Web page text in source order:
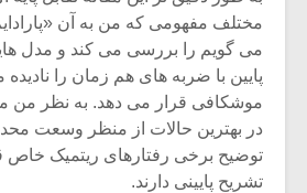
مختلف مفهومی که من به آن
می گویم را بررسی می کند و مدل
پایین با ضربه های هم زمان را نادیده
موشکافی قرار می دهد. به نظر
در بهترین حالات از منظر وسعت
توضیح برخی رفتارهای ریتمیک
تشریح پایینی دارند.
اگر نمی توانی
مشهورترین باشی،
بدنام ترین باش